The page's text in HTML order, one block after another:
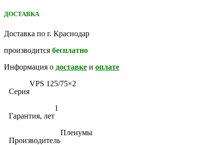
ДОСТАВКА
Доставка по г. Краснодар
производится бесплатно
Информация о доставке и оплате
Серия
VPS 125/75×2
Гарантия, лет
1
Производитель
Пленумы